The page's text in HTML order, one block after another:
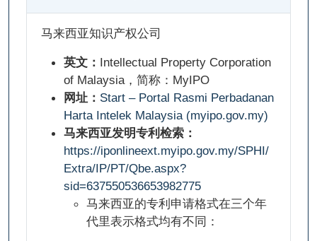
马来西亚知识产权公司
英文： Intellectual Property Corporation
of Malaysia，简称：MyIPO
网址： Start – Portal Rasmi Perbadanan
Harta Intelek Malaysia (myipo.gov.my)
马来西亚发明专利检索：
https://iponlineext.myipo.gov.my/SPHI/
Extra/IP/PT/Qbe.aspx?
sid=637550536653982775
马来西亚的专利申请格式在三个年
代里表示格式均有不同：